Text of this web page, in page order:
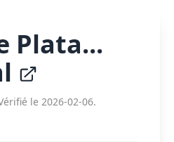
Plata...
le 2026-02-06.